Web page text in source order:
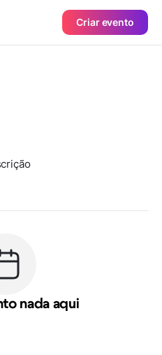
Criar evento
nada aqui